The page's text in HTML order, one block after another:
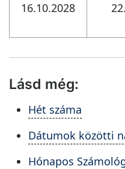
16.10.2028
Lásd még:
Hét száma
Dátumok közötti
Hónapos